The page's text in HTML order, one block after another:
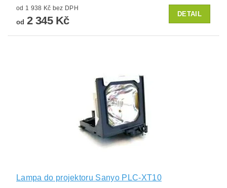
od 1 938 Kč bez DPH
od 2 345 Kč
DETAIL
Lampa do projektoru Sanyo PLC-XT10